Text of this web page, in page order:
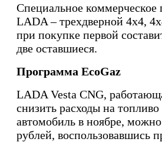
Специальное коммерческое
LADA – трехдверной 4x4,
при покупке первой
две оставшиеся.
Программа EcoGaz
LADA Vesta CNG,
снизить расходы на
автомобиль в ноябре,
рублей, воспользовавшись